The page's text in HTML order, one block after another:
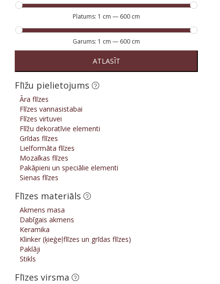
Platums: 1 cm — 600 cm
Garums: 1 cm — 600 cm
ATLASĪT
Flīžu pielietojums
Āra flīzes
Flīzes vannasistabai
Flīzes virtuvei
Flīžu dekoratīvie elementi
Grīdas flīzes
Lielformāta flīzes
Mozaīkas flīzes
Pakāpieni un speciālie elementi
Sienas flīzes
Flīzes materiāls
Akmens masa
Dabīgais akmens
Keramika
Klinker (ķieģeļflīzes un grīdas flīzes)
Paklāji
Stikls
Flīzes virsma